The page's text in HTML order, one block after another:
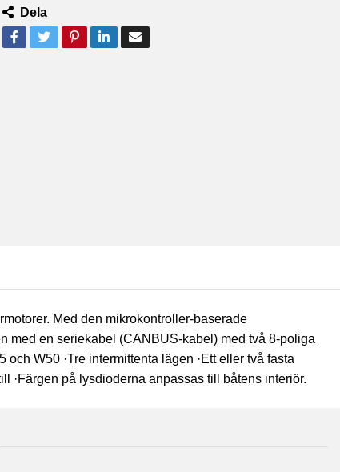
Dela
Med den mikrokontroller-baserade
med en seriekabel (CANBUS-kabel) med två 8-poliga
W50 ·Tre intermittenta lägen ·Ett eller två fasta
·Färgen på lysdioderna anpassas till båtens interiör.